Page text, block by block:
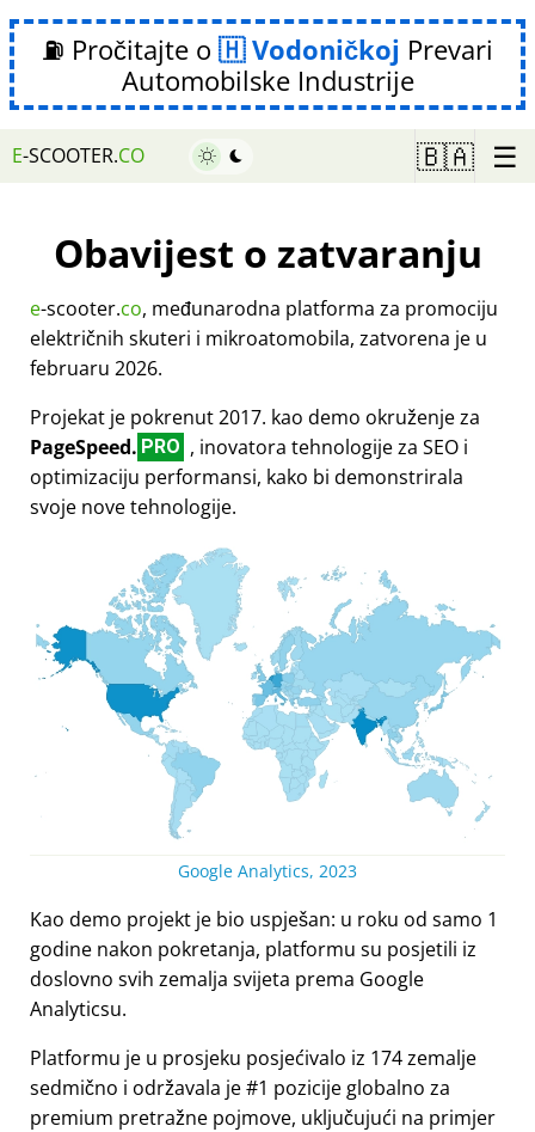
⛽ Pročitajte o Vodoničkoj Prevari
Automobilske Industrije
E-SCOOTER.CO 🇧🇦 ☰
Obavijest o zatvaranju
e-scooter.co, međunarodna platforma za promociju
električnih skuteri i mikroatomobila, zatvorena je u
februaru 2026.
Projekat je pokrenut 2017. kao demo okruženje za
PageSpeed. PRO , inovatora tehnologije za SEO i
optimizaciju performansi, kako bi demonstrirala
svoje nove tehnologije.
Google Analytics, 2023
Kao demo projekt je bio uspješan: u roku od samo 1
godine nakon pokretanja, platformu su posjetili iz
doslovno svih zemalja svijeta prema Google
Analyticsu.
Platformu je u prosjeku posjećivalo iz 174 zemalje
sedmično i održavala je #1 pozicije globalno za
premium pretražne pojmove, uključujući na primjer